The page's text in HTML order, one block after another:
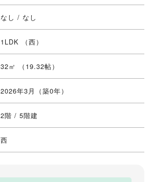
なし / なし
1LDK （西）
32㎡ （19.32帖）
2026年3月（築0年）
2階 / 5階建
西